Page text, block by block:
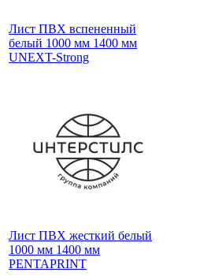
Лист ПВХ вспененный
белый 1000 мм 1400 мм
UNEXT-Strong
Лист ПВХ жесткий белый
1000 мм 1400 мм
PENTAPRINT